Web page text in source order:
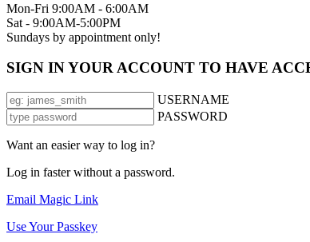
Mon-Fri 9:00AM - 6:00AM
Sat - 9:00AM-5:00PM
Sundays by appointment only!
SIGN IN YOUR ACCOUNT TO HAVE
USERNAME
PASSWORD
Want an easier way to log in?
Log in faster without a password.
Email Magic Link
Use Your Passkey